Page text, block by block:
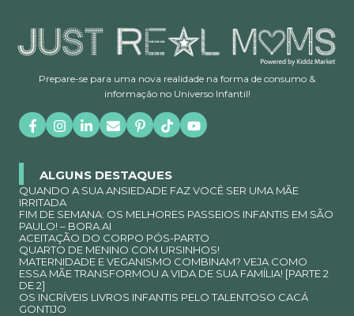
Prepare-se para uma nova realidade na forma de consumo &
informação no Universo Infantil!
ALGUNS DESTAQUES
QUANDO A SUA ANSIEDADE FAZ VOCÊ SER UMA MÃE
IRRITADA
FIM DE SEMANA: OS MELHORES PASSEIOS INFANTIS EM SÃO
PAULO! – BORA.AI
ACEITAÇÃO DO CORPO PÓS-PARTO
QUARTO DE MENINO COM URSINHOS!
MATERNIDADE E VEGANISMO COMBINAM? VEJA COMO
ESSA MÃE TRANSFORMOU A VIDA DE SUA FAMÍLIA! [PARTE 2
DE 2]
OS INCRÍVEIS LIVROS INFANTIS PELO TALENTOSO CACÁ
GONTIJO